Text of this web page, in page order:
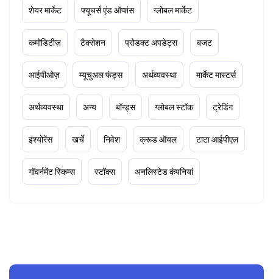
शेयर मार्केट फ्यूचर्स एंड ऑप्शंस ग्लोबल मार्केट
कमोडिटीज़ टैक्सेशन प्रोडक्ट अपडेट्स बजट
आईपीओज़ म्यूचुअल फंड्स अर्थव्यवस्था मार्केट मास्टर्स
अर्थव्यवस्था अन्य बॉन्ड्स ग्लोबल स्टॉक ट्रेडिंग
इंश्योरेंस खर्चे निवेश क्रूड ऑयल टाटा आईपीएल
गॉवर्नमेंट स्किम्स स्टॉक्स अनलिस्टेड कंपनियां